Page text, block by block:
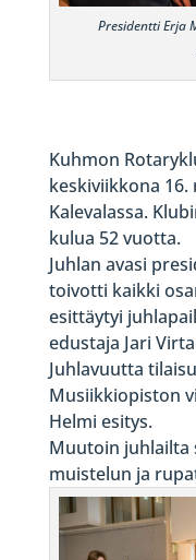
Presidentti Erja
Kuhmon
keskiviikkona
Kalevalassa.
kulua 52 vuotta.
Juhlan avasi
toivotti kaikki
esittäytyi
edustaja Jari
Juhlavuutta
Musiikkiopiston
Helmi esitys.
Muutoin juhlailta
muistelun ja